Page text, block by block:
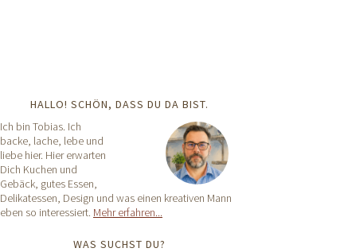
HALLO! SCHÖN, DASS DU DA BIST.
Ich bin Tobias. Ich
backe, lache, lebe und
liebe hier. Hier erwarten
Dich Kuchen und
Gebäck, gutes Essen,
Delikatessen, Design und was einen kreativen Mann
eben so interessiert. Mehr erfahren...
WAS SUCHST DU?